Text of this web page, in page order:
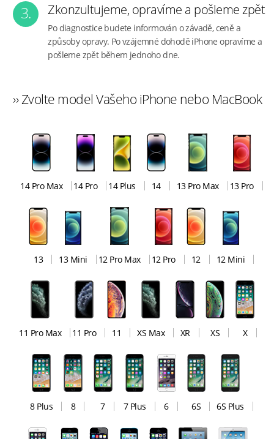
3. Zkonzultujeme, opravíme a pošleme zpět
Po diagnostice budete informován o závadě, ceně a
způsoby opravy. Po vzájemné dohodě iPhone opravíme a
pošleme zpět během jednoho dne.
›› Zvolte model Vašeho iPhone nebo MacBook
14 Pro Max 14 Pro 14 Plus 14 13 Pro Max 13 Pro
13 13 Mini 12 Pro Max 12 Pro 12 12 Mini
11 Pro Max 11 Pro 11 XS Max XR XS X
8 Plus 8 7 7 Plus 6 6S 6S Plus